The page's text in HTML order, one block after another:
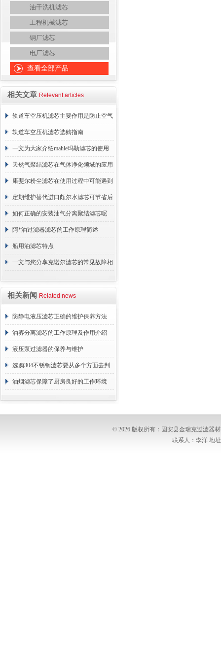
油干洗机滤芯
工程机械滤芯
钢厂滤芯
电厂滤芯
查看全部产品
相关文章 Relevant articles
轨道车空压机滤芯主要作用是防止空气
中的杂质和油脂浓度升高
轨道车空压机滤芯选购指南
一文为大家介绍mahle玛勒滤芯的使用
原理
天然气聚结滤芯在气体净化领域的应用
与重要性
康斐尔粉尘滤芯在使用过程中可能遇到
的故障相应解决方法分享
定期维护替代进口颇尔水滤芯可节省后
续更换成本
如何正确的安装油气分离聚结滤芯呢
阿*油过滤器滤芯的工作原理简述
船用油滤芯特点
一文与您分享克诺尔滤芯的常见故障相
相关新闻 Related news
防静电液压滤芯正确的维护保养方法
油雾分离滤芯的工作原理及作用介绍
液压泵过滤器的保养与维护
选购304不锈钢滤芯要从多个方面去判
断
油烟滤芯保障了厨房良好的工作环境
© 2026 版权所有：固安县金瑞克过滤器
联系人：李洋 地